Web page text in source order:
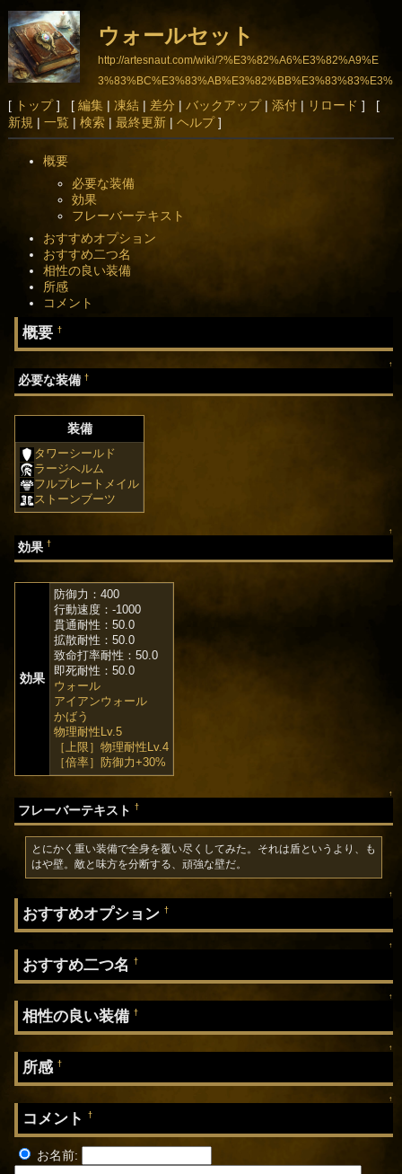
ウォールセット
http://artesnaut.com/wiki/?%E3%82%A6%E3%82%A9%E
3%83%BC%E3%83%AB%E3%82%BB%E3%83%83%E3%
83%88
[ トップ] [ 編集| 凍結| 差分 | バックアップ| 添付| リロード ] [
新規 | 一覧 | 検索| 最終更新| ヘルプ]
概要
必要な装備
効果
フレーバーテキスト
おすすめオプション
おすすめ二つ名
相性の良い装備
所感
コメント
概要†
↑
必要な装備†
装備
タワーシールド
ラージヘルム
フルプレートメイル
ストーンブーツ
↑
効果†
効果
防御力：400
行動速度：-1000
貫通耐性：50.0
拡散耐性：50.0
致命打率耐性：50.0
即死耐性：50.0
ウォール
アイアンウォール
かばう
物理耐性Lv.5
［上限］物理耐性Lv.4
［倍率］防御力+30%
↑
フレーバーテキスト†
とにかく重い装備で全身を覆い尽くしてみた。それは盾というより、も
はや壁。敵と味方を分断する、頑強な壁だ。
↑
おすすめオプション†
↑
おすすめ二つ名†
↑
相性の良い装備†
↑
所感†
↑
コメント†
お名前: